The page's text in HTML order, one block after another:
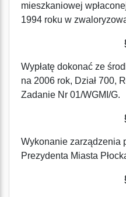
mieszkaniowej
1994 roku w
Wypłatę dokonać ze
na 2006 rok, Dział 700,
Zadanie Nr 01/WGMI/G.
Wykonanie zarządzenia
Prezydenta Miasta